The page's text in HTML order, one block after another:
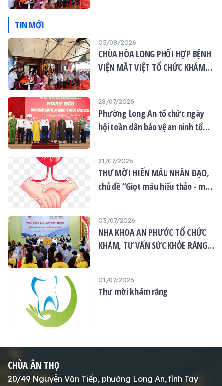
TIN MỚI
05/08/2026
CHÙA HÒA LONG PHỐI HỢP BỆNH
VIỆN MẮT VIỆT TỔ CHỨC KHÁM
28/07/2026
Phường Long An tổ chức ngày
hội toàn dân bảo vệ an ninh tổ
21/07/2026
THƯ MỜI HIẾN MÁU NHÂN ĐẠO,
chủ đề “Giọt máu hiếu thảo - mùa
03/07/2026
NHA KHOA AN PHƯỚC TỔ CHỨC
KHÁM, TƯ VẤN SỨC KHỎE RĂNG
01/07/2026
Thư mời khám răng
CHÙA ÂN THỌ
20/49 Nguyễn Văn Tiếp, phường Long An, tỉnh Tây